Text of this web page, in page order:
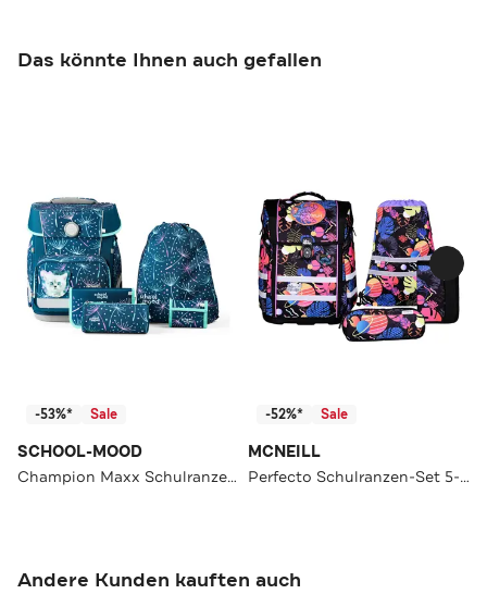
Das könnte Ihnen auch gefallen
-53%* Sale
SCHOOL-MOOD
Champion Maxx Schulranzen-Set 6-Teilig Modell 2026
-52%* Sale
MCNEILL
Perfecto Schulranzen-Set 5-teilig
Andere Kunden kauften auch